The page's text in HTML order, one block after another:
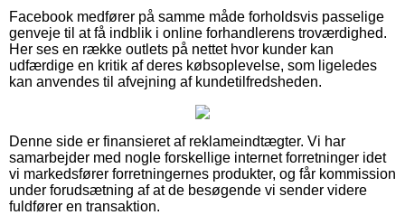
Facebook medfører på samme måde forholdsvis passelige
genveje til at få indblik i online forhandlerens troværdighed.
Her ses en række outlets på nettet hvor kunder kan
udfærdige en kritik af deres købsoplevelse, som ligeledes
kan anvendes til afvejning af kundetilfredsheden.
Denne side er finansieret af reklameindtægter. Vi har
samarbejder med nogle forskellige internet forretninger idet
vi markedsfører forretningernes produkter, og får kommission
under forudsætning af at de besøgende vi sender videre
fuldfører en transaktion.